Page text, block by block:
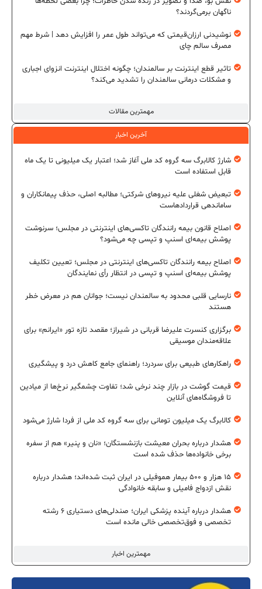
مهمترین مقالات
ناگهان برمی‌گردند؟
نوشیدنی ارزان‌قیمتی که می‌تواند طول عمر را افزایش دهد | شرط مهم
مصرف سالم چای
تاثیر قطع اینترنت بر سالمندان؛ چگونه اختلال اینترنت انزوای اجباری
و مشکلات درمانی سالمندان را تشدید می‌کند؟
آخرین اخبار
مهمترین اخبار
شارژ کالابرگ سه گروه کد ملی آغاز شد؛ اعتبار یک میلیونی تا یک ماه
قابل استفاده است
تبعیض شغلی علیه نیروهای شرکتی؛ مطالبه اصلی، حذف پیمانکاران و
ساماندهی قراردادهاست
اصلاح قانون بیمه رانندگان تاکسی‌های اینترنتی در مجلس؛ سرنوشت
پوشش بیمه‌ای اسنپ و تپسی چه می‌شود؟
اصلاح بیمه رانندگان تاکسی‌های اینترنتی در مجلس؛ تعیین تکلیف
پوشش بیمه‌ای اسنپ و تپسی در انتظار رأی نمایندگان
نارسایی قلبی محدود به سالمندان نیست؛ جوانان هم در معرض خطر
هستند
برگزاری کنسرت علیرضا قربانی در شیراز؛ مقصد تازه تور «ایرانم» برای
علاقه‌مندان موسیقی
راهکارهای طبیعی برای سردرد؛ راهنمای جامع کاهش درد و پیشگیری
قیمت گوشت در بازار چند نرخی شد؛ تفاوت چشمگیر نرخ‌ها از میادین
تا فروشگاه‌های آنلاین
کالابرگ یک میلیون تومانی برای سه گروه کد ملی از فردا شارژ می‌شود
هشدار درباره بحران معیشت بازنشستگان؛ «نان و پنیر» هم از سفره
برخی خانواده‌ها حذف شده است
۱۵ هزار و ۵۰۰ بیمار هموفیلی در ایران ثبت شده‌اند؛ هشدار درباره
نقش ازدواج فامیلی و سابقه خانوادگی
هشدار درباره آینده پزشکی ایران؛ صندلی‌های دستیاری ۶ رشته
تخصصی و فوق‌تخصصی خالی مانده است